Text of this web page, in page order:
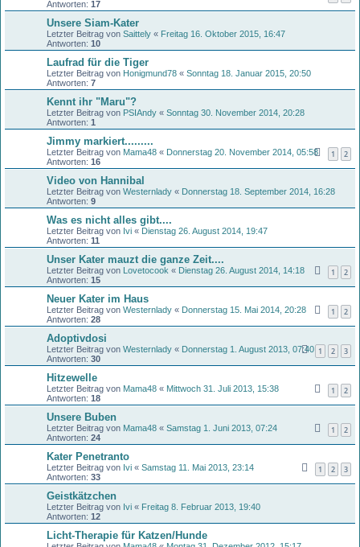
Antworten: 17
Unsere Siam-Kater
Letzter Beitrag von Saittely « Freitag 16. Oktober 2015, 16:47
Antworten: 10
Laufrad für die Tiger
Letzter Beitrag von Honigmund78 « Sonntag 18. Januar 2015, 20:50
Antworten: 7
Kennt ihr "Maru"?
Letzter Beitrag von PSIAndy « Sonntag 30. November 2014, 20:28
Antworten: 1
Jimmy markiert.........
Letzter Beitrag von Mama48 « Donnerstag 20. November 2014, 05:58
Antworten: 16
1 2
Video von Hannibal
Letzter Beitrag von Westernlady « Donnerstag 18. September 2014, 16:28
Antworten: 9
Was es nicht alles gibt....
Letzter Beitrag von Ivi « Dienstag 26. August 2014, 19:47
Antworten: 11
Unser Kater mauzt die ganze Zeit....
Letzter Beitrag von Lovetocook « Dienstag 26. August 2014, 14:18
Antworten: 15
1 2
Neuer Kater im Haus
Letzter Beitrag von Westernlady « Donnerstag 15. Mai 2014, 20:28
Antworten: 28
1 2
Adoptivdosi
Letzter Beitrag von Westernlady « Donnerstag 1. August 2013, 07:40
Antworten: 30
1 2 3
Hitzewelle
Letzter Beitrag von Mama48 « Mittwoch 31. Juli 2013, 15:38
Antworten: 18
1 2
Unsere Buben
Letzter Beitrag von Mama48 « Samstag 1. Juni 2013, 07:24
Antworten: 24
1 2
Kater Penetranto
Letzter Beitrag von Ivi « Samstag 11. Mai 2013, 23:14
Antworten: 33
1 2 3
Geistkätzchen
Letzter Beitrag von Ivi « Freitag 8. Februar 2013, 19:40
Antworten: 12
Licht-Therapie für Katzen/Hunde